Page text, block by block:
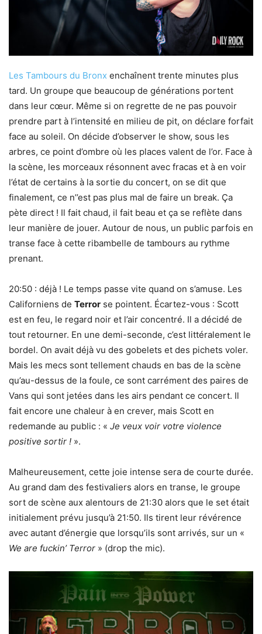
Les Tambours du Bronx enchaînent trente minutes plus
tard. Un groupe que beaucoup de générations portent
dans leur cœur. Même si on regrette de ne pas pouvoir
prendre part à l’intensité en milieu de pit, on déclare forfait
face au soleil. On décide d’observer le show, sous les
arbres, ce point d’ombre où les places valent de l’or. Face à
la scène, les morceaux résonnent avec fracas et à en voir
l’état de certains à la sortie du concert, on se dit que
finalement, ce n’’est pas plus mal de faire un break. Ça
pète direct ! Il fait chaud, il fait beau et ça se reflète dans
leur manière de jouer. Autour de nous, un public parfois en
transe face à cette ribambelle de tambours au rythme
prenant.
20:50 : déjà ! Le temps passe vite quand on s’amuse. Les
Californiens de Terror se pointent. Écartez-vous : Scott
est en feu, le regard noir et l’air concentré. Il a décidé de
tout retourner. En une demi-seconde, c’est littéralement le
bordel. On avait déjà vu des gobelets et des pichets voler.
Mais les mecs sont tellement chauds en bas de la scène
qu’au-dessus de la foule, ce sont carrément des paires de
Vans qui sont jetées dans les airs pendant ce concert. Il
fait encore une chaleur à en crever, mais Scott en
redemande au public : « Je veux voir votre violence
positive sortir ! ».
Malheureusement, cette joie intense sera de courte durée.
Au grand dam des festivaliers alors en transe, le groupe
sort de scène aux alentours de 21:30 alors que le set était
initialement prévu jusqu’à 21:50. Ils tirent leur révérence
avec autant d’énergie que lorsqu’ils sont arrivés, sur un «
We are fuckin’ Terror » (drop the mic).